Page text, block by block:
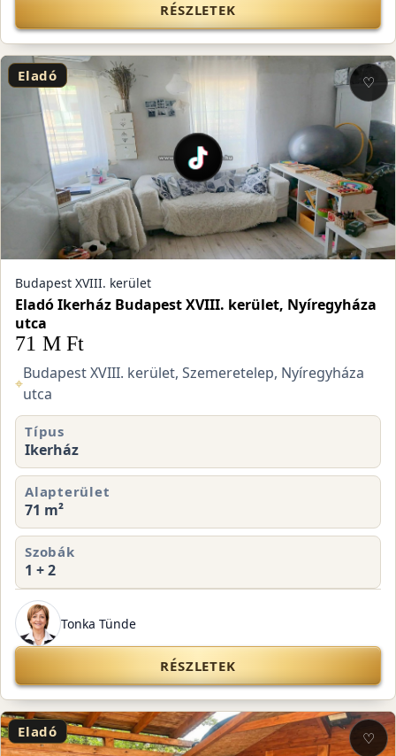
RÉSZLETEK
Eladó ♡
Budapest XVIII. kerület
Eladó Ikerház Budapest XVIII. kerület, Nyíregyháza
utca
71 M Ft
⌖
Budapest XVIII. kerület, Szemeretelep, Nyíregyháza
utca
Típus
Ikerház
Alapterület
71 m²
Szobák
1 + 2
Tonka Tünde
RÉSZLETEK
Eladó ♡